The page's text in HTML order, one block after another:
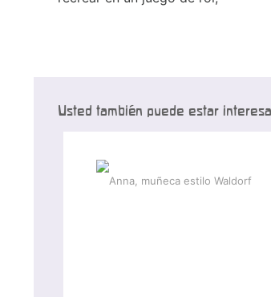
Usted también puede estar